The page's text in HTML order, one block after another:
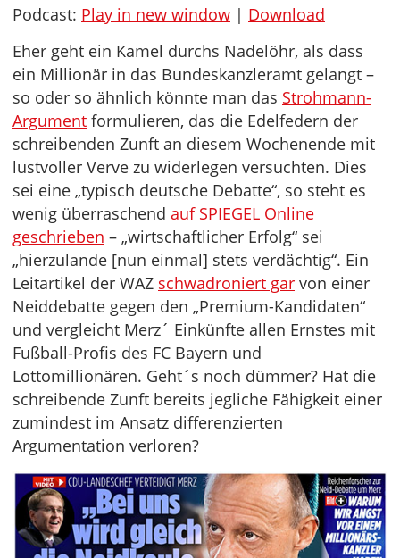
Podcast: Play in new window | Download
Eher geht ein Kamel durchs Nadelöhr, als dass
ein Millionär in das Bundeskanzleramt gelangt –
so oder so ähnlich könnte man das Strohmann-
Argument formulieren, das die Edelfedern der
schreibenden Zunft an diesem Wochenende mit
lustvoller Verve zu widerlegen versuchten. Dies
sei eine „typisch deutsche Debatte“, so steht es
wenig überraschend auf SPIEGEL Online
geschrieben – „wirtschaftlicher Erfolg“ sei
„hierzulande [nun einmal] stets verdächtig“. Ein
Leitartikel der WAZ schwadroniert gar von einer
Neiddebatte gegen den „Premium-Kandidaten“
und vergleicht Merz´ Einkünfte allen Ernstes mit
Fußball-Profis des FC Bayern und
Lottomillionären. Geht´s noch dümmer? Hat die
schreibende Zunft bereits jegliche Fähigkeit einer
zumindest im Ansatz differenzierten
Argumentation verloren?